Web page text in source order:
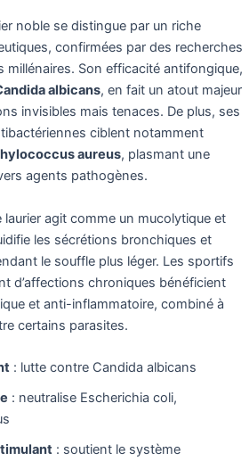
noble se distingue par un riche
confirmées par des recherches
millénaires. Son efficacité antifongique,
albicans, en fait un atout majeur
invisibles mais tenaces. De plus, ses
ciblent notamment
aureus, plasmant une
agents pathogènes.
laurier agit comme un mucolytique et
les sécrétions bronchiques et
le souffle plus léger. Les sportifs
d’affections chroniques bénéficient
et anti-inflammatoire, combiné à
certains parasites.
: lutte contre Candida albicans
: neutralise Escherichia coli,
: soutient le système